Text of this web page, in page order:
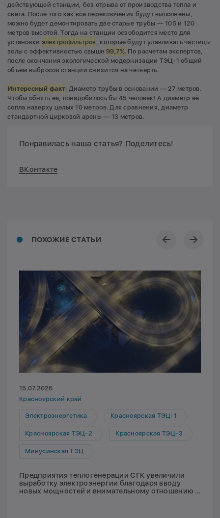
действующей станции, без отрыва от производства тепла и
света. После того как все переключения будут выполнены,
можно будет демонтировать две старые трубы — 105 и 120
метров высотой. Тогда на станции освободится место для
установки электрофильтров
, которые будут улавливать частицы
золы с эффективностью свыше 99,7%. По расчетам экспертов,
после окончания экологической модернизации ТЭЦ-1 общий
объем выбросов станции снизится на четверть.
Интересный факт: Диаметр трубы в основании — 27 метров.
Чтобы обнять ее, понадобилось бы 45 человек! А диаметр её
сопла наверху целых 10 метров. Для сравнения, диаметр
стандартной цирковой арены — 13 метров.
Понравилась наша статья? Поделитесь!
ВКонтакте
ПОХОЖИЕ СТАТЬИ
15.07.2026
Красноярский край
Электроэнергетика Красноярская ТЭЦ-1
Красноярская ТЭЦ-2 Красноярская ТЭЦ-3
Минусинская ТЭЦ
Предприятия теплогенерации СГК увеличили
выработку электроэнергии благодаря вводу
новых мощностей и внимательному отношению к